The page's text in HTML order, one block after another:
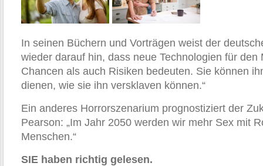
In seinen Büchern und Vorträgen weist der
wieder darauf hin, dass neue Technologien für den
Chancen als auch Risiken bedeuten. Sie können
dienen, wie sie ihn versklaven können.“
Ein anderes Horrorszenarium prognostiziert der
Pearson: „Im Jahr 2050 werden wir mehr Sex mit
Menschen.“
SIE haben richtig gelesen.